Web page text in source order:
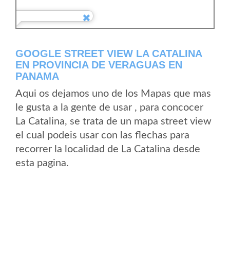
GOOGLE STREET VIEW LA CATALINA
EN PROVINCIA DE VERAGUAS EN
PANAMA
Aqui os dejamos uno de los Mapas que mas
le gusta a la gente de usar , para concocer
La Catalina, se trata de un mapa street view
el cual podeis usar con las flechas para
recorrer la localidad de La Catalina desde
esta pagina.